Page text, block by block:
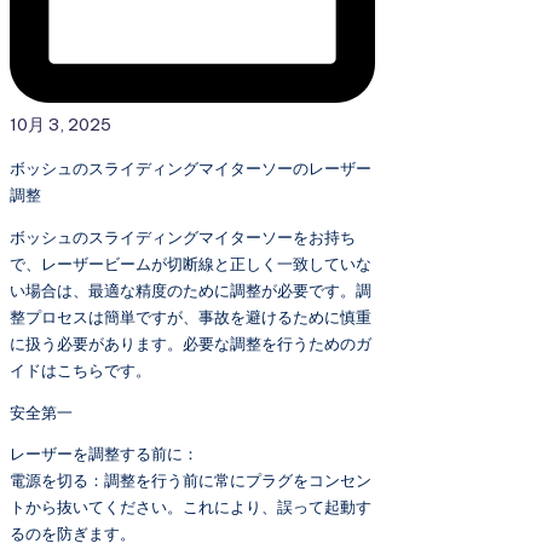
10月 3, 2025
ボッシュのスライディングマイターソーのレーザー
調整
ボッシュのスライディングマイターソーをお持ち
で、レーザービームが切断線と正しく一致していな
い場合は、最適な精度のために調整が必要です。調
整プロセスは簡単ですが、事故を避けるために慎重
に扱う必要があります。必要な調整を行うためのガ
イドはこちらです。
安全第一
レーザーを調整する前に：
電源を切る：調整を行う前に常にプラグをコンセン
トから抜いてください。これにより、誤って起動す
るのを防ぎます。